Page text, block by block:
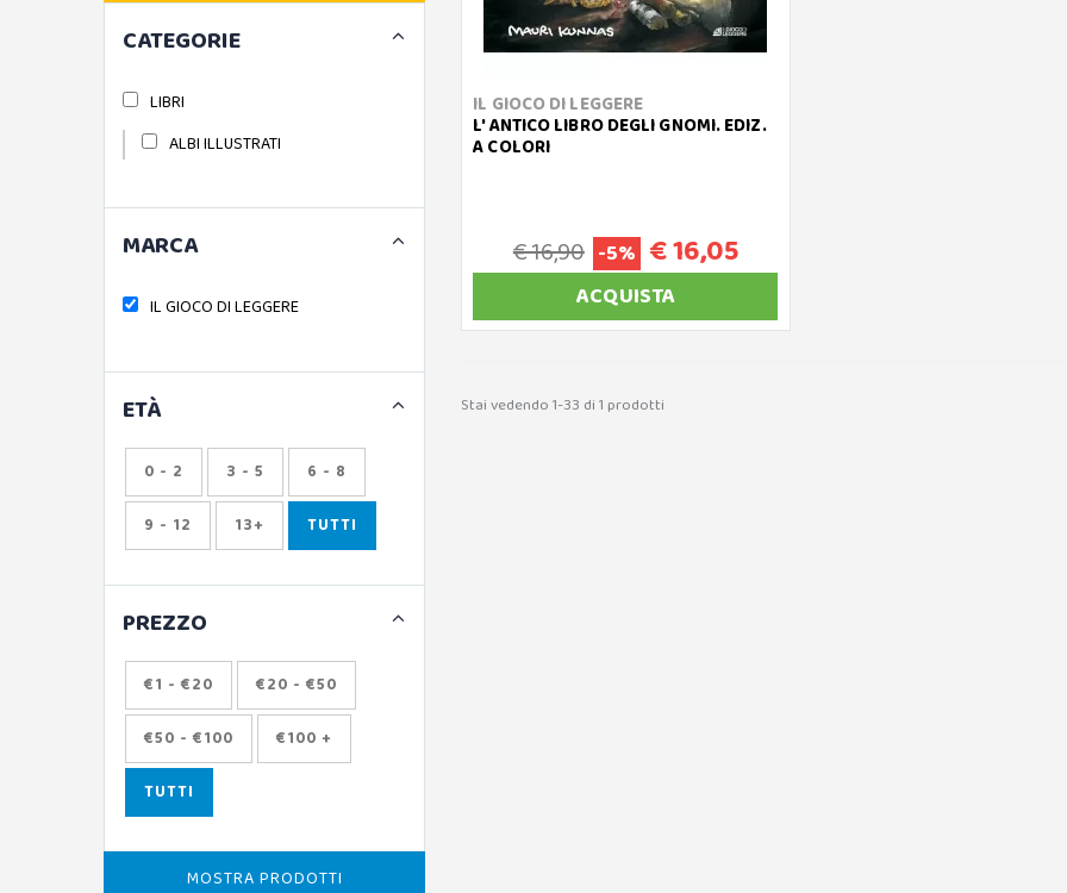
IL GIOCO DI LEGGERE
L' ANTICO LIBRO DEGLI GNOMI. EDIZ.
A COLORI
€ 16,90 -5% € 16,05
ACQUISTA
Stai vedendo 1-33 di 1 prodotti
CATEGORIE
LIBRI
ALBI ILLUSTRATI
MARCA
IL GIOCO DI LEGGERE
ETÀ
0 - 2 3 - 5 6 - 8
9 - 12 13+ TUTTI
PREZZO
€1 - €20 €20 - €50
€50 - €100 €100 +
TUTTI
MOSTRA PRODOTTI